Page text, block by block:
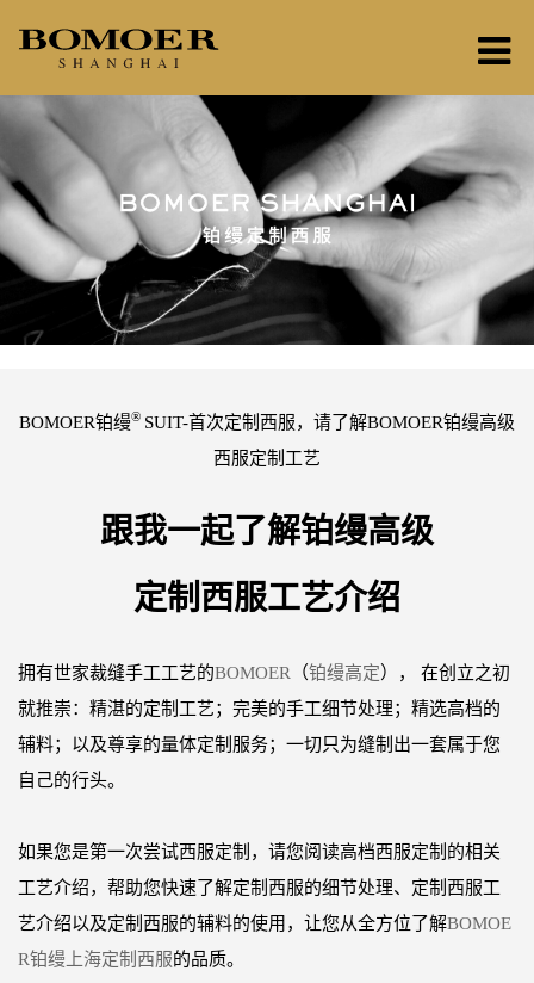
BOMOER铂缦® SUIT-首次定制西服，请了解BOMOER铂缦高级
西服定制工艺
跟我一起了解铂缦高级
定制西服工艺介绍
拥有世家裁缝手工工艺的BOMOER （铂缦高定）， 在创立之初
就推崇：精湛的定制工艺；完美的手工细节处理；精选高档的
辅料；以及尊享的量体定制服务；一切只为缝制出一套属于您
自己的行头。
如果您是第一次尝试西服定制，请您阅读高档西服定制的相关
工艺介绍，帮助您快速了解定制西服的细节处理、定制西服工
艺介绍以及定制西服的辅料的使用，让您从全方位了解BOMOE
R铂缦上海定制西服的品质。